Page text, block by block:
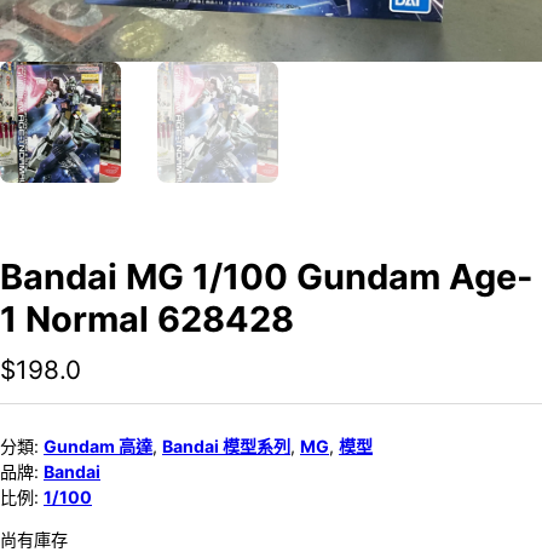
Bandai MG 1/100 Gundam Age-
1 Normal 628428
$198.0
分類: Gundam 高達, Bandai 模型系列 , MG, 模型
品牌: Bandai
比例: 1/100
尚有庫存